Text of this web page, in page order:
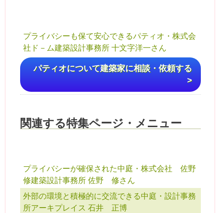
プライバシーも保て安心できるパティオ・株式会
社ド－ム建築設計事務所 十文字洋一さん
パティオについて建築家に相談・依頼する
>
関連する特集ページ・メニュー
プライバシーが確保された中庭・株式会社 佐野
修建築設計事務所 佐野 修さん
外部の環境と積極的に交流できる中庭・設計事務
所アーキプレイス 石井 正博